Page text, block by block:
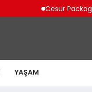
Cesur
YAŞAM